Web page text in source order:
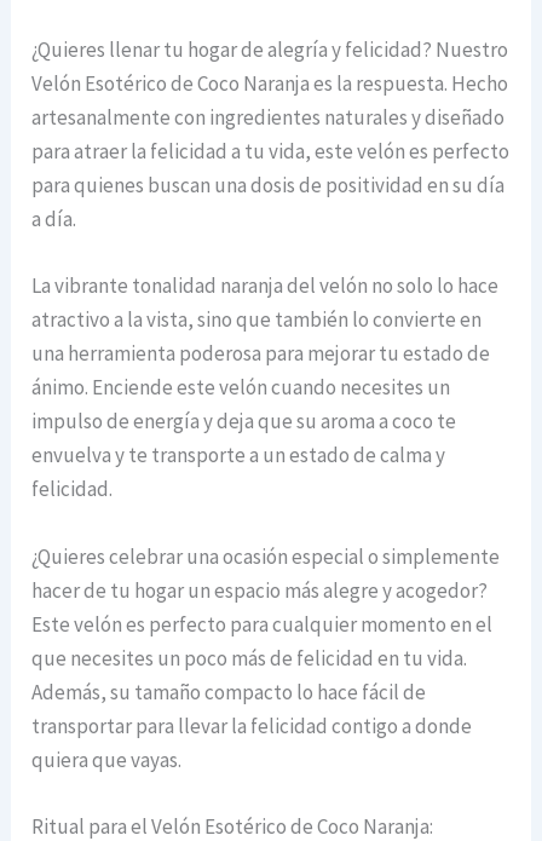
¿Quieres llenar tu hogar de alegría y felicidad? Nuestro
Velón Esotérico de Coco Naranja es la respuesta. Hecho
artesanalmente con ingredientes naturales y diseñado
para atraer la felicidad a tu vida, este velón es perfecto
para quienes buscan una dosis de positividad en su día
a día.
La vibrante tonalidad naranja del velón no solo lo hace
atractivo a la vista, sino que también lo convierte en
una herramienta poderosa para mejorar tu estado de
ánimo. Enciende este velón cuando necesites un
impulso de energía y deja que su aroma a coco te
envuelva y te transporte a un estado de calma y
felicidad.
¿Quieres celebrar una ocasión especial o simplemente
hacer de tu hogar un espacio más alegre y acogedor?
Este velón es perfecto para cualquier momento en el
que necesites un poco más de felicidad en tu vida.
Además, su tamaño compacto lo hace fácil de
transportar para llevar la felicidad contigo a donde
quiera que vayas.
Ritual para el Velón Esotérico de Coco Naranja: